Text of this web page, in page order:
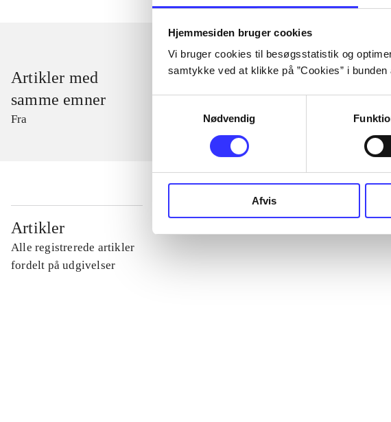
Hjemmesiden bruger cookies
Vi bruger cookies til besøgsstatistik og
samtykke ved at klikke på ”Cookies” i
Nødvendig
Afvis
Artikler med
samme emner
Fra
Artikler
Alle registrerede artikler
fordelt på udgivelser
...